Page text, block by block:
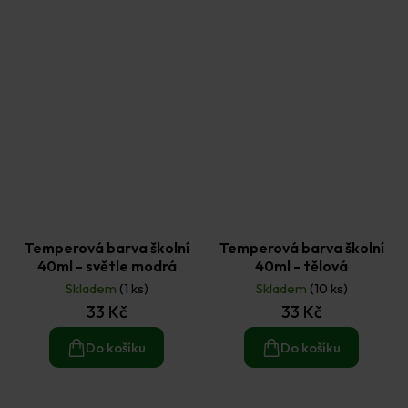
Temperová barva školní
40ml - světle modrá
Skladem (1 ks)
33 Kč
Do košíku
Temperová barva školní
40ml - tělová
Skladem (10 ks)
33 Kč
Do košíku